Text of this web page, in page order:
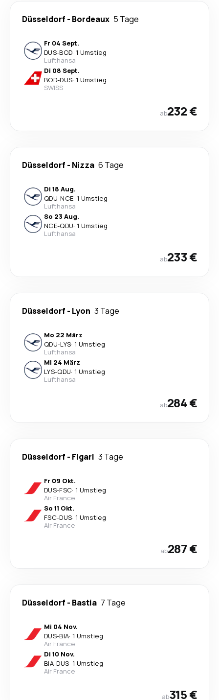
Düsseldorf - Bordeaux 5 Tage
Fr 04 Sept.
DUS-BOD· 1 Umstieg
Lufthansa
Di 08 Sept.
BOD-DUS· 1 Umstieg
SWISS
ab232 €
Düsseldorf - Nizza 6 Tage
Di 18 Aug.
QDU-NCE· 1 Umstieg
Lufthansa
So 23 Aug.
NCE-QDU· 1 Umstieg
Lufthansa
ab233 €
Düsseldorf - Lyon 3 Tage
Mo 22 März
QDU-LYS· 1 Umstieg
Lufthansa
Mi 24 März
LYS-QDU· 1 Umstieg
Lufthansa
ab284 €
Düsseldorf - Figari 3 Tage
Fr 09 Okt.
DUS-FSC· 1 Umstieg
Air France
So 11 Okt.
FSC-DUS· 1 Umstieg
Air France
ab287 €
Düsseldorf - Bastia 7 Tage
Mi 04 Nov.
DUS-BIA· 1 Umstieg
Air France
Di 10 Nov.
BIA-DUS· 1 Umstieg
Air France
ab315 €